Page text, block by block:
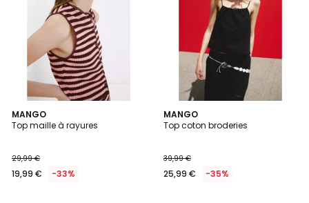
MANGO
Top maille à rayures
29,99 €
19,99 € -33%
MANGO
Top coton broderies
39,99 €
25,99 € -35%